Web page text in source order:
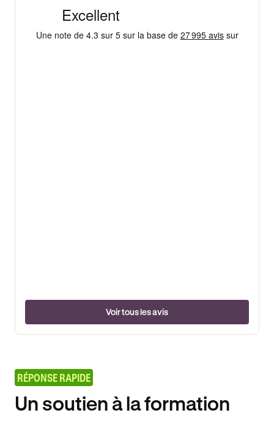
Voir tous les avis
RÉPONSE RAPIDE
Un soutien à la formation